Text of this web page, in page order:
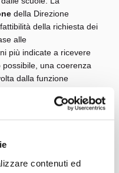
contenuti ed
della Direzione
della richiesta dei
alle
più indicate a ricevere
una coerenza
dalla funzione
Bus